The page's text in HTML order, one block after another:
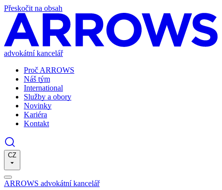
Přeskočit na obsah
advokátní kancelář
Proč ARROWS
Náš tým
International
Služby a obory
Novinky
Kariéra
Kontakt
CZ
ARROWS advokátní kancelář